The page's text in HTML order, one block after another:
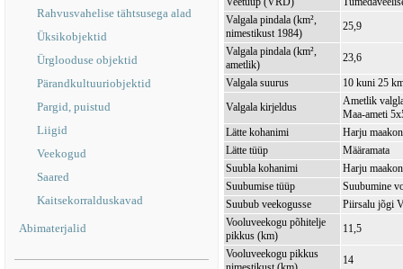
Rahvusvahelise tähtsusega alad
Üksikobjektid
Ürglooduse objektid
Pärandkultuuriobjektid
Pargid, puistud
Liigid
Veekogud
Saared
Kaitsekorralduskavad
Abimaterjalid
Valgala pindala (km²,
nimestikust 1984)
25,9
Valgala pindala (km²,
ametlik)
23,6
Valgala suurus
10 kuni 25
Valgala kirjeldus
Ametlik
Maa-ameti
Lätte kohanimi
Harju
Lätte tüüp
Määramata
Suubla kohanimi
Harju
Suubumise tüüp
Suubumine
Suubub veekogusse
Piirsalu jõgi
Vooluveekogu põhitelje
pikkus (km)
11,5
Vooluveekogu pikkus
14